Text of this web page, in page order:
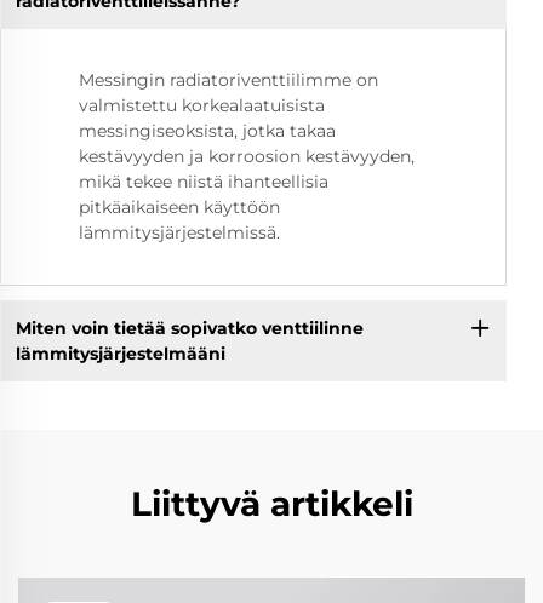
Messingin radiatoriventtiilimme on
valmistettu korkealaatuisista
messingiseoksista, jotka takaa
kestävyyden ja korroosion kestävyyden,
mikä tekee niistä ihanteellisia
pitkäaikaiseen käyttöön
lämmitysjärjestelmissä.
Miten voin tietää sopivatko venttiilinne
lämmitysjärjestelmääni
Liittyvä artikkeli